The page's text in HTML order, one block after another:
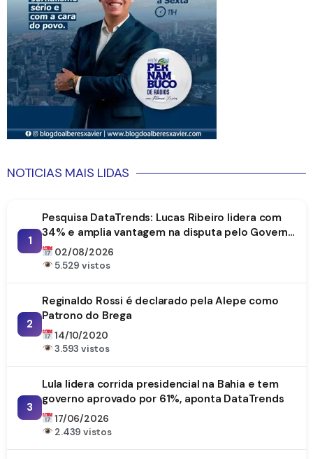
NOTICIAS MAIS LIDAS
1
Pesquisa DataTrends: Lucas Ribeiro lidera com
34% e amplia vantagem na disputa pelo Governo
da Paraíba
02/08/2026
5.529 vistos
2
Reginaldo Rossi é declarado pela Alepe como
Patrono do Brega
14/10/2020
3.593 vistos
3
Lula lidera corrida presidencial na Bahia e tem
governo aprovado por 61%, aponta DataTrends
17/06/2026
2.439 vistos